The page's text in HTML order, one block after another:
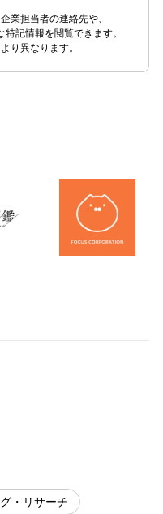
業担当者の連絡先や、
記情報を閲覧できます。
り異なります。
・リサーチ